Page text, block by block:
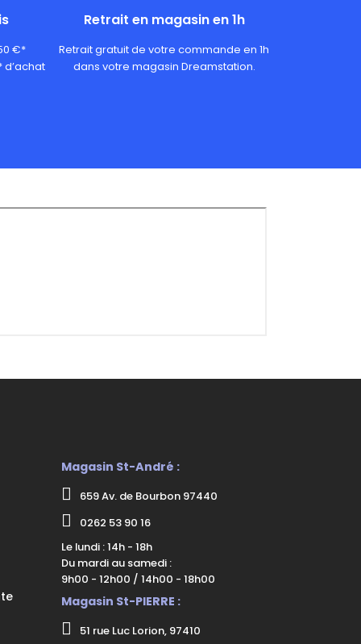
€*
d’achat
Retrait en magasin en 1h
Retrait gratuit de votre commande en 1h
dans votre magasin Dreamstation.
Magasin St-André :
659 Av. de Bourbon 97440
0262 53 90 16
Le lundi : 14h - 18h
Du mardi au samedi :
9h00 - 12h00 / 14h00 - 18h00
Magasin St-PIERRE :
51 rue Luc Lorion, 97410